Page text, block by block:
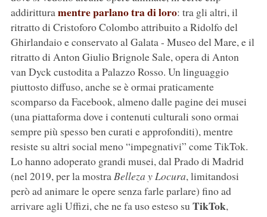
addiritturamentre parlano tra di loro: tra gli altri, il
ritratto di Cristoforo Colombo attribuito a Ridolfo del
Ghirlandaio e conservato al Galata - Museo del Mare, e il
ritratto di Anton Giulio Brignole Sale, opera di Anton
van Dyck custodita a Palazzo Rosso. Un linguaggio
piuttosto diffuso, anche se è ormai praticamente
scomparso da Facebook, almeno dalle pagine dei musei
(una piattaforma dove i contenuti culturali sono ormai
sempre più spesso ben curati e approfonditi), mentre
resiste su altri social meno “impegnativi” come TikTok.
Lo hanno adoperato grandi musei, dal Prado di Madrid
(nel 2019, per la mostraBelleza y Locura, limitandosi
però ad animare le opere senza farle parlare) fino ad
arrivare agli Uffizi, che ne fa uso esteso suTikTok,